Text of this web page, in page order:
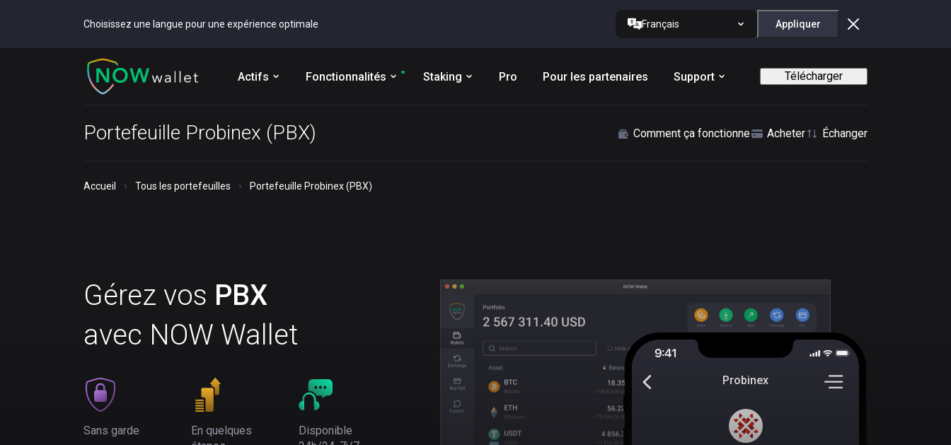
Choisissez une langue pour une expérience optimale Français Appliquer
Actifs Fonctionnalités Staking Pro Pour les partenaires Support Télécharger
Portefeuille Probinex (PBX) Comment ça fonctionne Acheter Échanger
Accueil Tous les portefeuilles Portefeuille Probinex (PBX)
Gérez vos PBX
avec NOW Wallet
Sans garde
En quelques
Disponible
Probinex